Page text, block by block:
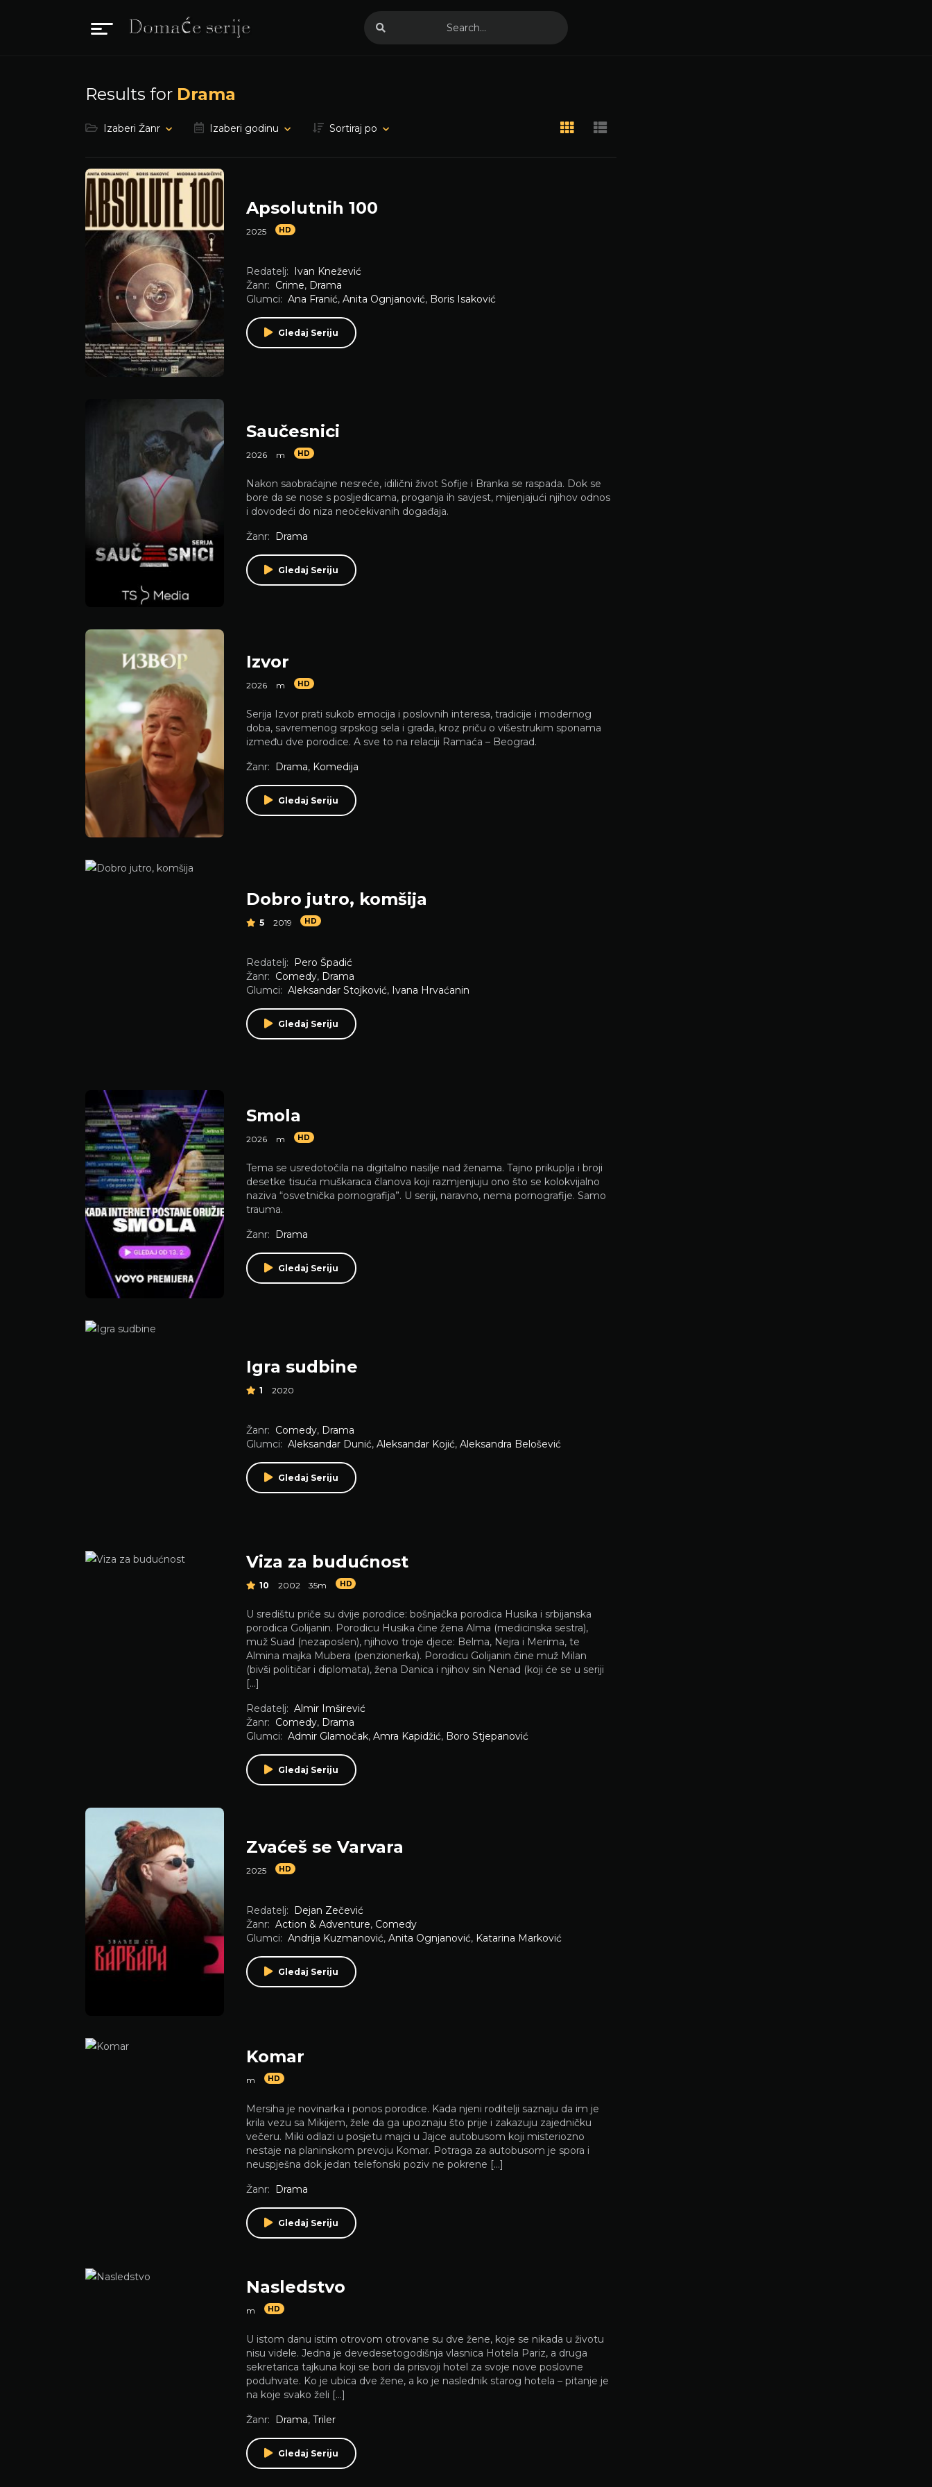
Results for Drama
Izaberi Žanr Izaberi godinu Sortiraj po
Apsolutnih 100
2025 HD
Redatelj:
Ivan Knežević
Žanr: Crime, Drama
Glumci: Ana Franić, Anita Ognjanović, Boris Isaković
Gledaj Seriju
Saučesnici
2026 m HD
Nakon saobraćajne nesreće, idilični život Sofije i Branka se raspada. Dok se
bore da se nose s posljedicama, proganja ih savjest, mijenjajući njihov odnos
i dovodeći do niza neočekivanih događaja.
Žanr:
Drama
Gledaj Seriju
Izvor
2026 m HD
Serija Izvor prati sukob emocija i poslovnih interesa, tradicije i modernog
doba, savremenog srpskog sela i grada, kroz priču o višestrukim sponama
između dve porodice. A sve to na relaciji Ramaća – Beograd.
Žanr:
Drama, Komedija
Gledaj Seriju
Dobro jutro, komšija
5 2019 HD
Redatelj:
Pero Špadić
Žanr: Comedy, Drama
Glumci: Aleksandar Stojković, Ivana Hrvaćanin
Gledaj Seriju
Smola
2026 m HD
Tema se usredotočila na digitalno nasilje nad ženama. Tajno prikuplja i broji
desetke tisuća muškaraca članova koji razmjenjuju ono što se kolokvijalno
naziva “osvetnička pornografija”. U seriji, naravno, nema pornografije. Samo
trauma.
Žanr:
Drama
Gledaj Seriju
Igra sudbine
1 2020
Žanr: Comedy, Drama
Glumci: Aleksandar Dunić, Aleksandar Kojić, Aleksandra Belošević
Gledaj Seriju
Viza za budućnost
10 2002 35m HD
U središtu priče su dvije porodice: bošnjačka porodica Husika i srbijanska
porodica Golijanin. Porodicu Husika čine žena Alma (medicinska sestra),
muž Suad (nezaposlen), njihovo troje djece: Belma, Nejra i Merima, te
Almina majka Mubera (penzionerka). Porodicu Golijanin čine muž Milan
(bivši političar i diplomata), žena Danica i njihov sin Nenad (koji će se u seriji
[…]
Redatelj: Almir Imširević
Žanr: Comedy, Drama
Glumci: Admir Glamočak, Amra Kapidžić, Boro Stjepanović
Gledaj Seriju
Zvaćeš se Varvara
2025 HD
Redatelj:
Dejan Zečević
Žanr: Action & Adventure, Comedy
Glumci: Andrija Kuzmanović, Anita Ognjanović, Katarina Marković
Gledaj Seriju
Komar
m HD
Mersiha je novinarka i ponos porodice. Kada njeni roditelji saznaju da im je
krila vezu sa Mikijem, žele da ga upoznaju što prije i zakazuju zajedničku
večeru. Miki odlazi u posjetu majci u Jajce autobusom koji misteriozno
nestaje na planinskom prevoju Komar. Potraga za autobusom je spora i
neuspješna dok jedan telefonski poziv ne pokrene […]
Žanr:
Drama
Gledaj Seriju
Nasledstvo
m HD
U istom danu istim otrovom otrovane su dve žene, koje se nikada u životu
nisu videle. Jedna je devedesetogodišnja vlasnica Hotela Pariz, a druga
sekretarica tajkuna koji se bori da prisvoji hotel za svoje nove poslovne
poduhvate. Ko je ubica dve žene, a ko je naslednik starog hotela – pitanje je
na koje svako želi […]
Žanr:
Drama, Triler
Gledaj Seriju